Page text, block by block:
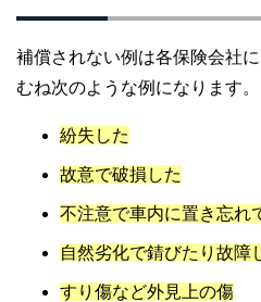
補償されない例は各保険会社
むね次のような例になります。
紛失した
故意で破損した
不注意で車内に置き忘れ
自然劣化で錆びたり故障
すり傷など外見上の傷